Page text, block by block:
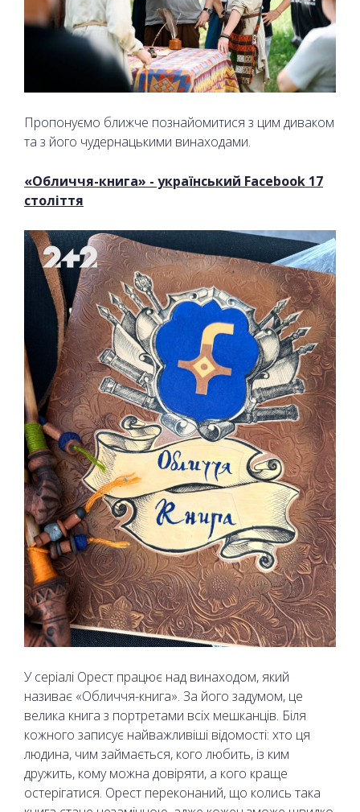
Пропонуємо ближче познайомитися з цим диваком
та з його чудернацькими винаходами.
«Обличчя-книга» - український Facebook 17
століття
У серіалі Орест працює над винаходом, який
називає «Обличчя-книга». За його задумом, це
велика книга з портретами всіх мешканців. Біля
кожного записує найважливіші відомості: хто ця
людина, чим займається, кого любить, із ким
дружить, кому можна довіряти, а кого краще
остерігатися. Орест переконаний, що колись така